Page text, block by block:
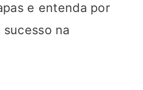
e entenda por
na